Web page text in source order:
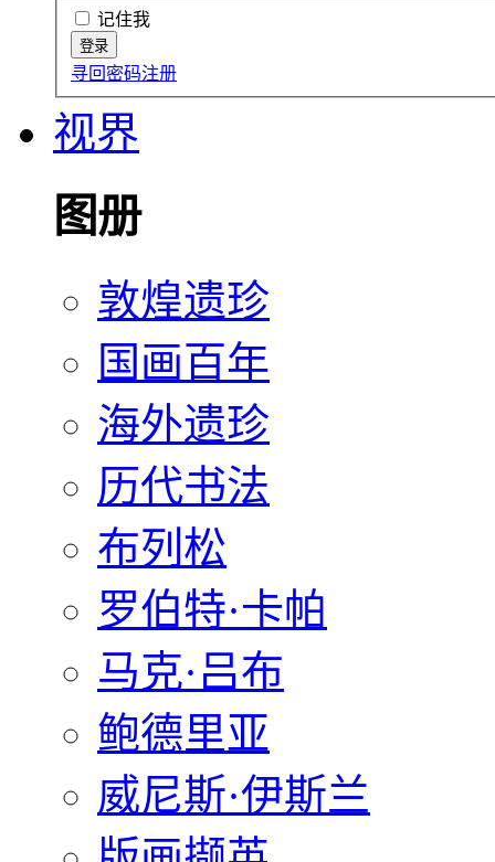
记住我
寻回密码注册
视界
图册
敦煌遗珍
国画百年
海外遗珍
历代书法
布列松
罗伯特·卡帕
马克·吕布
鲍德里亚
威尼斯·伊斯兰